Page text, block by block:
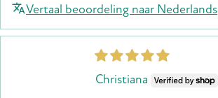
Vertaal beoordeling naar Nederlands
Christiana